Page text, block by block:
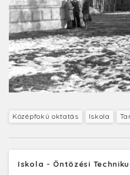
Középfokú oktatás Iskola
Iskola - Öntözési